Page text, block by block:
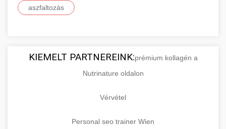
aszfaltozás
KIEMELT PARTNEREINK:prémium kollagén a
Nutrinature oldalon
Vérvétel
Personal seo trainer Wien